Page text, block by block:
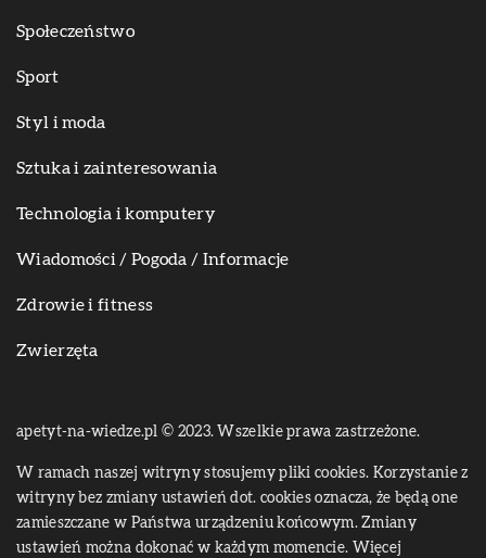
Społeczeństwo
Sport
Styl i moda
Sztuka i zainteresowania
Technologia i komputery
Wiadomości / Pogoda / Informacje
Zdrowie i fitness
Zwierzęta
apetyt-na-wiedze.pl © 2023. Wszelkie prawa zastrzeżone.
W ramach naszej witryny stosujemy pliki cookies. Korzystanie z
witryny bez zmiany ustawień dot. cookies oznacza, że będą one
zamieszczane w Państwa urządzeniu końcowym. Zmiany
ustawień można dokonać w każdym momencie. Więcej